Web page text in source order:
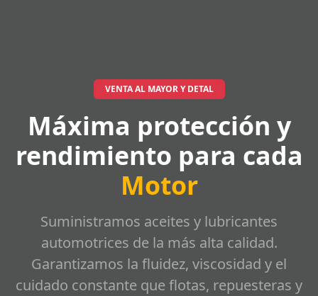
VENTA AL MAYOR Y DETAL
Máxima protección y
rendimiento para cada
Motor
Suministramos aceites y lubricantes
automotrices de la más alta calidad.
Garantizamos la fluidez, viscosidad y el
cuidado constante que flotas, repuesteras y